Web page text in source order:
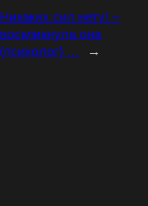
Никаких сил нету! –
воскликнула она
(психолог) …
→